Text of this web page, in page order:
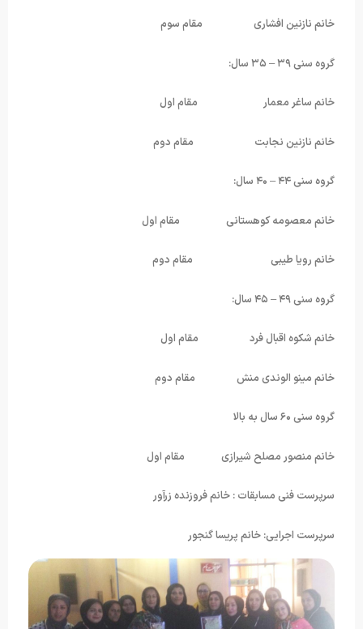
خانم نازنین افشاری مقام سوم
گروه سنی ۳۹ – ۳۵ سال:
خانم ساغر معمار مقام اول
خانم نازنین نجابت مقام دوم
گروه سنی ۴۴ – ۴۰ سال:
خانم معصومه کوهستانی مقام اول
خانم رویا طیبی مقام دوم
گروه سنی ۴۹ – ۴۵ سال:
خانم شکوه اقبال فرد مقام اول
خانم مینو الوندی منش مقام دوم
گروه سنی ۶۰ سال به بالا
خانم منصور مصلح شیرازی مقام اول
سرپرست فنی مسابقات : خانم فروزنده زرآور
سرپرست اجرایی: خانم پریسا گنجور